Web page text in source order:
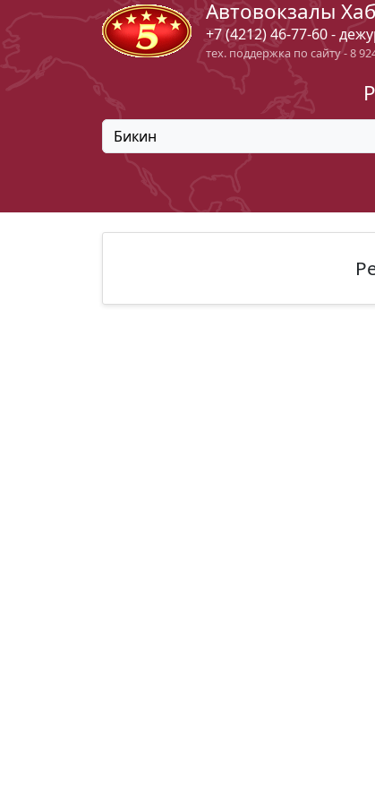
Автовокзалы
+7 (4212) 46-77-60 -
тех. поддержка по сайту - 8
Бикин